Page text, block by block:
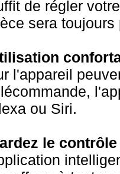
de régler
sera
l'appareil
ou Siri.
le